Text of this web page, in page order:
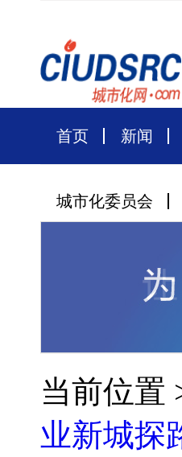
首页 新闻
城市化委员会
当前位置
业新城探